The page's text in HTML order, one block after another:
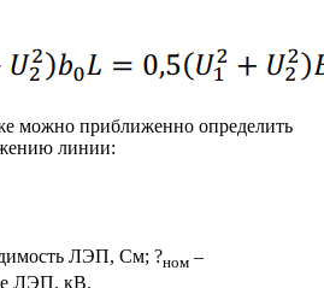
можно приближенно определить
линии:
ЛЭП, См; ?ном –
ЛЭП, кВ.